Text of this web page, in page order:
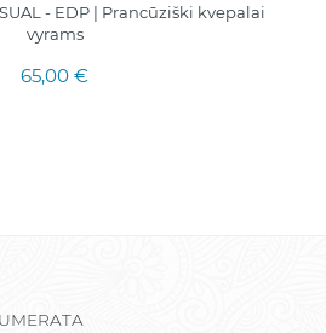
- EDP | Prancūziški kvepalai
vyrams
65,00 €